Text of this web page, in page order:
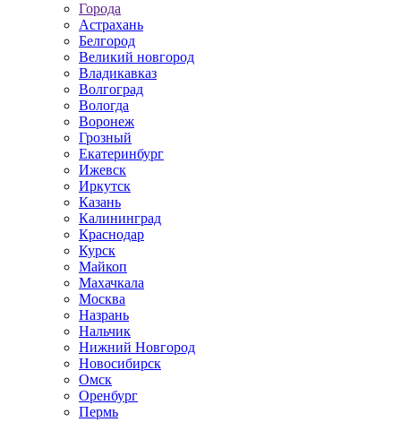
Города
Астрахань
Белгород
Великий новгород
Владикавказ
Волгоград
Вологда
Воронеж
Грозный
Екатеринбург
Ижевск
Иркутск
Казань
Калининград
Краснодар
Курск
Майкоп
Махачкала
Москва
Назрань
Нальчик
Нижний Новгород
Новосибирск
Омск
Оренбург
Пермь